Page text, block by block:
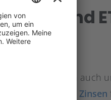
und
, ist es wichtig, sich auch
befinden sich die Zinsen